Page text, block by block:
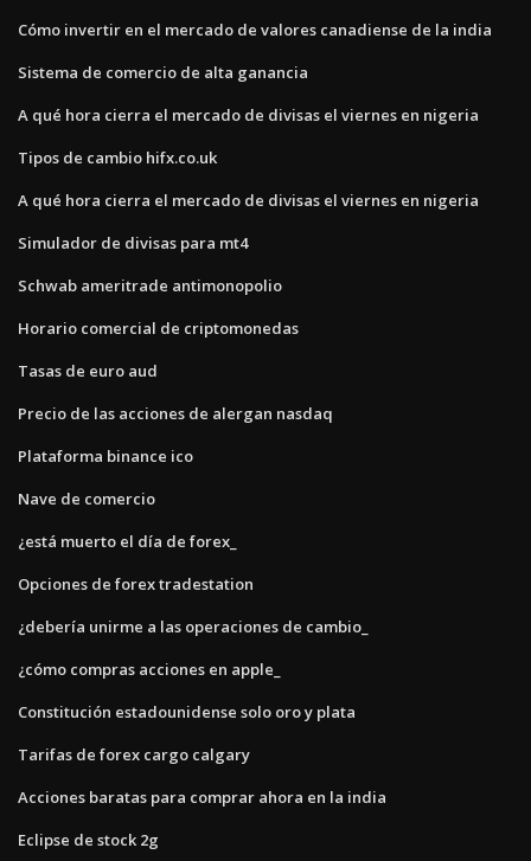
Cómo invertir en el mercado de valores canadiense de la india
Sistema de comercio de alta ganancia
A qué hora cierra el mercado de divisas el viernes en nigeria
Tipos de cambio hifx.co.uk
A qué hora cierra el mercado de divisas el viernes en nigeria
Simulador de divisas para mt4
Schwab ameritrade antimonopolio
Horario comercial de criptomonedas
Tasas de euro aud
Precio de las acciones de alergan nasdaq
Plataforma binance ico
Nave de comercio
¿está muerto el día de forex_
Opciones de forex tradestation
¿debería unirme a las operaciones de cambio_
¿cómo compras acciones en apple_
Constitución estadounidense solo oro y plata
Tarifas de forex cargo calgary
Acciones baratas para comprar ahora en la india
Eclipse de stock 2g